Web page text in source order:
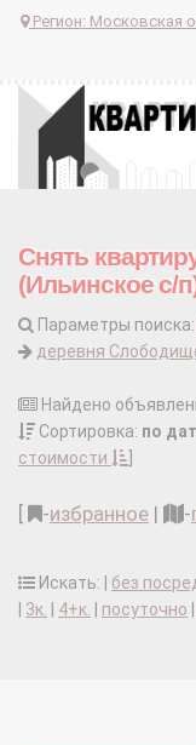
Регион: Московская
Снять
(Ильинское с/
Параметры поиска:
деревня
Найдено
Сортировка: по
стоимости
-избранное | -
Искать: | без
3к. 4+к. посуточно